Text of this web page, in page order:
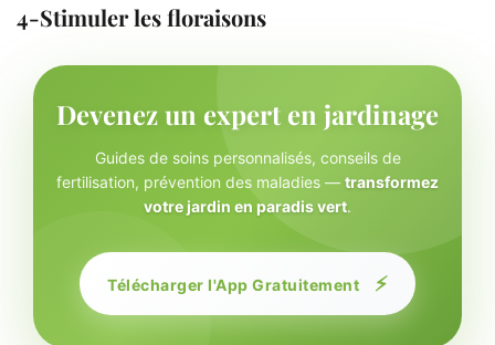
4-Stimuler les floraisons
Devenez un expert en jardinage
Guides de soins personnalisés, conseils de
fertilisation, prévention des maladies — transformez
votre jardin en paradis vert.
Télécharger l'App Gratuitement ⚡